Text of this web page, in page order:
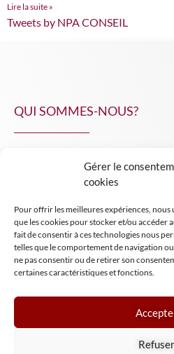
Gérer le
cookies
Pour offrir les meilleures expériences, nous
que les cookies pour stocker et/ou accéder
fait de consentir à ces technologies nous
telles que le comportement de navigation
ne pas consentir ou de retirer son
certaines caractéristiques et fonctions.
Refuser
Lire la suite »
Tweets by NPA CONSEIL
QUI SOMMES-NOUS?
INSIGHT NPA
Mentions légales